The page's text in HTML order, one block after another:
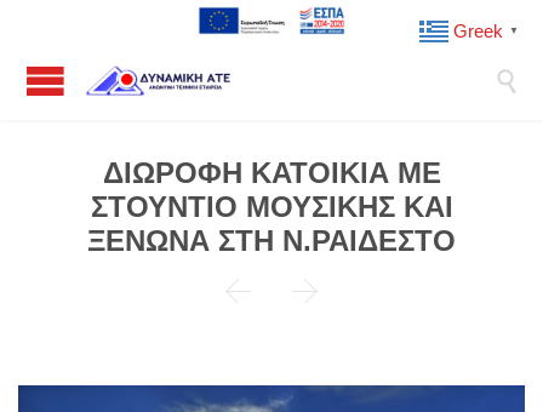

ΔΙΩΡΟΦΗ ΚΑΤΟΙΚΙΑ ΜΕ
ΣΤΟΥΝΤΙΟ ΜΟΥΣΙΚΗΣ ΚΑΙ
ΞΕΝΩΝΑ ΣΤΗ Ν.ΡΑΙΔΕΣΤΟ
 
Greek ▼